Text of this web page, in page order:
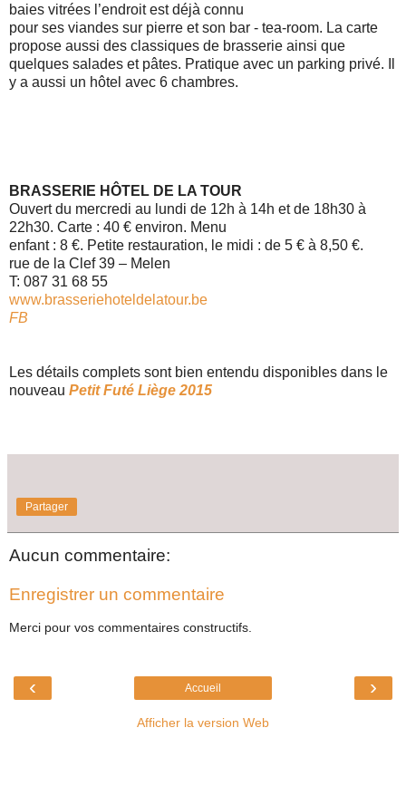
baies vitrées l’endroit est déjà connu
pour ses viandes sur pierre et son bar - tea-room. La carte
propose aussi des classiques de brasserie ainsi que
quelques salades et pâtes. Pratique avec un parking privé. Il
y a aussi un hôtel avec 6 chambres.
BRASSERIE HÔTEL DE LA TOUR
Ouvert du mercredi au lundi de 12h à 14h et de 18h30 à
22h30. Carte : 40 € environ. Menu
enfant : 8 €. Petite restauration, le midi : de 5 € à 8,50 €.
rue de la Clef 39 – Melen
T: 087 31 68 55
www.brasseriehoteldelatour.be
FB
Les détails complets sont bien entendu disponibles dans le
nouveau Petit Futé Liège 2015
Partager
Aucun commentaire:
Enregistrer un commentaire
Merci pour vos commentaires constructifs.
‹ ›
Accueil
Afficher la version Web